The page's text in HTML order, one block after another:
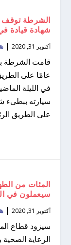
شهادة قيادة
أكتوبر 31, 2020 |
عامًا على
في الليلة
سيارته ببطىء
على الطريق
المئات من
سيعملون في
أكتوبر 31, 2020 |
سيزود قطاع
الرعاية